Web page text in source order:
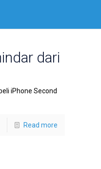
dari
iPhone Second
Read more